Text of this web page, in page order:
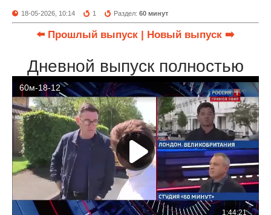
18-05-2026, 10:14 1 Раздел:60 минут
⬅️ Прошлый выпуск | Новый выпуск ➡️
Дневной выпуск полностью